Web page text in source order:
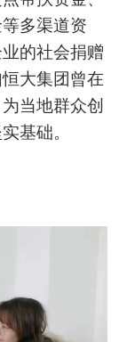
多渠道资
的社会捐赠
大集团曾在
当地群众创
基础。